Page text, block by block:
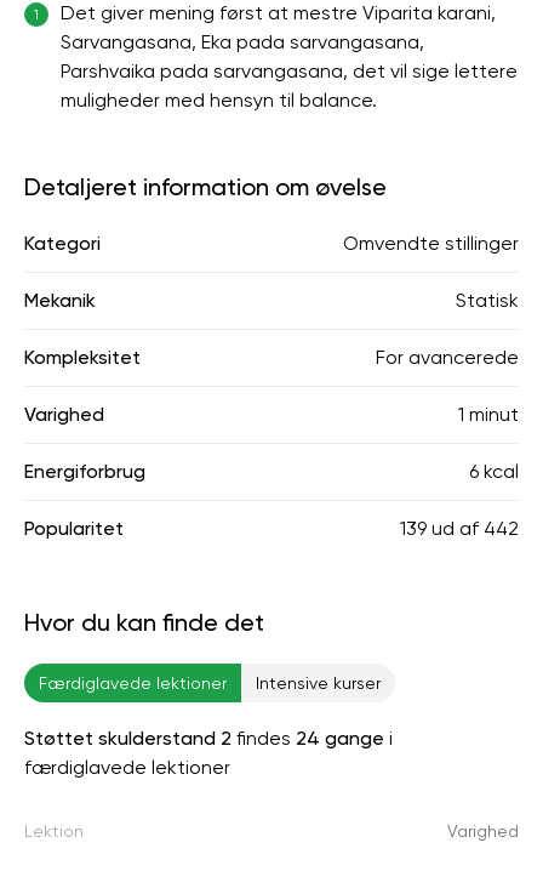
1
Det giver mening først at mestre Viparita karani,
Sarvangasana, Eka pada sarvangasana,
Parshvaika pada sarvangasana, det vil sige lettere
muligheder med hensyn til balance.
Detaljeret information om øvelse
Kategori Omvendte stillinger
Mekanik Statisk
Kompleksitet For avancerede
Varighed 1 minut
Energiforbrug 6 kcal
Popularitet 139 ud af 442
Hvor du kan finde det
Færdiglavede lektioner Intensive kurser
Støttet skulderstand 2 findes 24 gange i
færdiglavede lektioner
Lektion Varighed